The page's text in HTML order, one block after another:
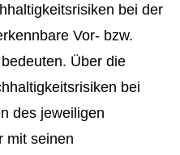
bei der
Vor- bzw.
Über die
bei
des jeweiligen
mit seinen